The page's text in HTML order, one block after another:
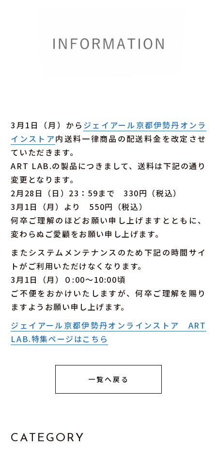
3月1日（月）から ジェイアール京都伊勢丹オンラ
インストア内送料一律商品の配送料金を改定させ
ていただきます。
ART LAB.の製品につきまして、送料は下記の通り
変更となります。
2月28日（日）23：59まで 330円（税込）
3月1日（月）より 550円（税込）
何卒ご理解のほどお願い申し上げますとともに、
変わらぬご愛顧をお願い申し上げます。
またシステムメンテナンスのため下記の時間サイ
トがご利用いただけなくなります。
3月1日（月）０:00〜10:00頃
ご不便をおかけいたしますが、何卒ご理解を賜り
ますようお願い申し上げます。
ジェイアール京都伊勢丹オンラインストア ART
LAB.特集ページはこちら
一覧へ戻る
CATEGORY